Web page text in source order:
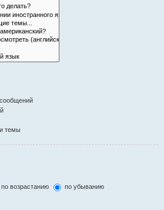
темы
по возрастанию
по убыванию